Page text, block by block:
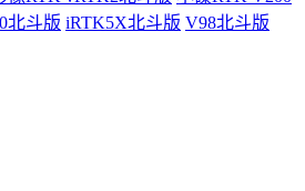
北斗版 iRTK5X北斗版 V98北斗版